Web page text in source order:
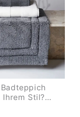
Ihrem Stil?